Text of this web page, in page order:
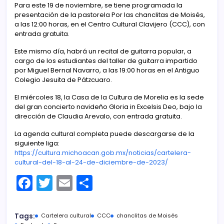
Para este 19 de noviembre, se tiene programada la
presentación de la pastorela Por las chanclitas de Moisés,
a las 12:00 horas, en el Centro Cultural Clavijero (CCC), con
entrada gratuita.
Este mismo día, habrá un recital de guitarra popular, a
cargo de los estudiantes del taller de guitarra impartido
por Miguel Bernal Navarro, a las 19:00 horas en el Antiguo
Colegio Jesuita de Pátzcuaro.
El miércoles 18, la Casa de la Cultura de Morelia es la sede
del gran concierto navideño Gloria in Excelsis Deo, bajo la
dirección de Claudia Arevalo, con entrada gratuita.
La agenda cultural completa puede descargarse de la
siguiente liga:
https://cultura.michoacan.gob.mx/noticias/cartelera-
cultural-del-18-al-24-de-diciembre-de-2023/
F
a
c
T
w
itt
E
m
ai m
Tags: Cartelera cultural CCC
chanclitas de Moisés